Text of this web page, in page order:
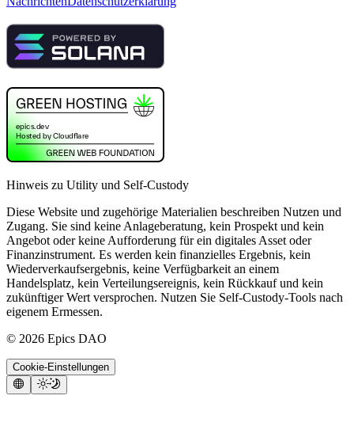
Hinweis zu Utility und Self-Custody
Diese Website und zugehörige Materialien beschreiben Nutzen und
Zugang. Sie sind keine Anlageberatung, kein Prospekt und kein
Angebot oder keine Aufforderung für ein digitales Asset oder
Finanzinstrument. Es werden kein finanzielles Ergebnis, kein
Wiederverkaufsergebnis, keine Verfügbarkeit an einem
Handelsplatz, kein Verteilungsereignis, kein Rückkauf und kein
zukünftiger Wert versprochen. Nutzen Sie Self-Custody-Tools nach
eigenem Ermessen.
© 2026 Epics DAO
Cookie-Einstellungen